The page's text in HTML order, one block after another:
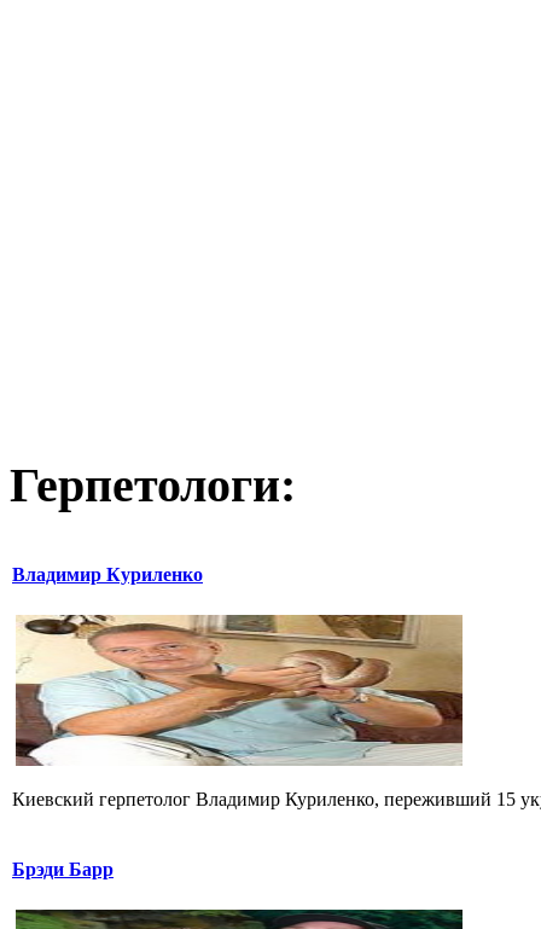
Герпетологи:
Владимир Куриленко
Киевский герпетолог Владимир Куриленко, переживший 15
Брэди Барр